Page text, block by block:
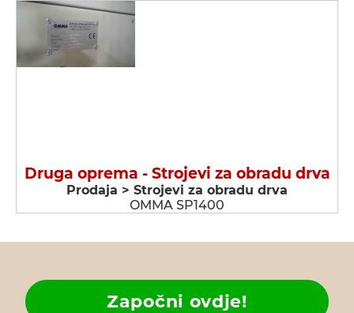
Druga oprema - Strojevi za obradu drva
Prodaja > Strojevi za obradu drva
OMMA SP1400
Započni ovdje!